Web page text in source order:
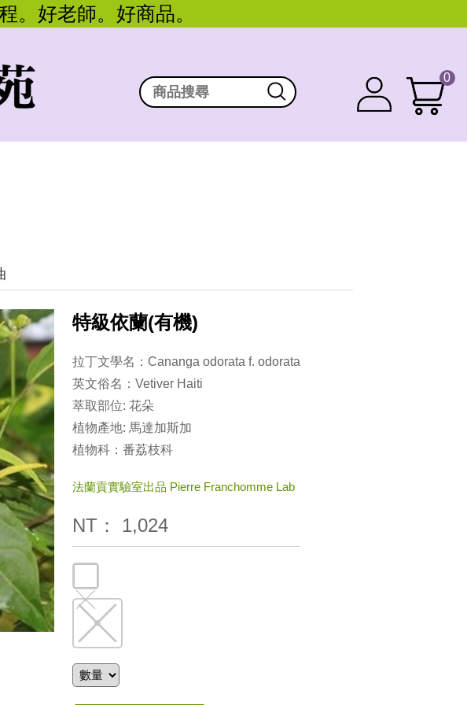
。好老師。好商品。
0
特級依蘭(有機)
拉丁文學名：Cananga odorata f. odorata
英文俗名：Vetiver Haiti
萃取部位: 花朵
植物產地: 馬達加斯加
植物科：番荔枝科
法蘭貢實驗室出品 Pierre Franchomme Lab
NT： 1,024